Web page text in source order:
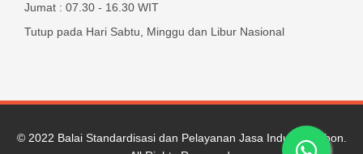
Jumat : 07.30 - 16.30 WIT
Tutup pada Hari Sabtu, Minggu dan Libur Nasional
© 2022 Balai Standardisasi dan Pelayanan Jasa Industri Ambon.